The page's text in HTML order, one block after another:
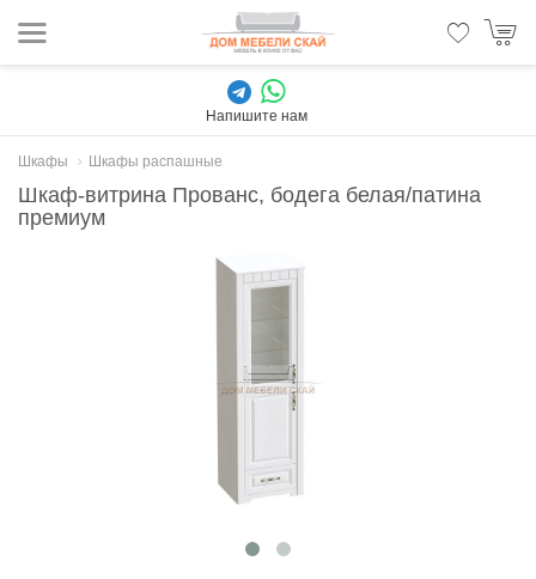
Напишите нам
Шкафы Шкафы распашные
Шкаф-витрина Прованс, бодега белая/патина
премиум